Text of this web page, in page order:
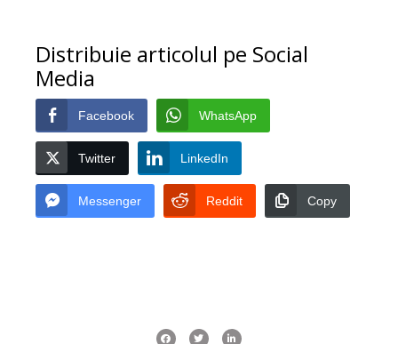
Distribuie articolul pe Social
Media
Facebook WhatsApp
Twitter LinkedIn
Messenger Reddit Copy